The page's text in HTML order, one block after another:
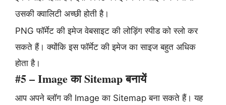
उसकी क्वालिटी अच्छी होती है।
PNG फॉर्मेट की इमेज वेबसाइट की लोड़िंग स्पीड को स्लो कर
सकते हैं। क्योंकि इस फॉर्मेट की इमेज का साइज बहुत अधिक
होता है।
#5 – Image का Sitemap बनायें
आप अपने ब्लॉग की Image का Sitemap बना सकते हैं। यह